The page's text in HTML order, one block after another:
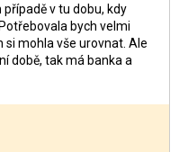
v tu dobu, kdy
bych velmi
si mohla vše urovnat. Ale
době, tak má banka a